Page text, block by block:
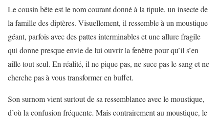
Le cousin bête est le nom courant donné à la tipule, un insecte de
la famille des diptères. Visuellement, il ressemble à un moustique
géant, parfois avec des pattes interminables et une allure fragile
qui donne presque envie de lui ouvrir la fenêtre pour qu’il s’en
aille tout seul. En réalité, il ne pique pas, ne suce pas le sang et ne
cherche pas à vous transformer en buffet.
Son surnom vient surtout de sa ressemblance avec le moustique,
d’où la confusion fréquente. Mais contrairement au moustique, le